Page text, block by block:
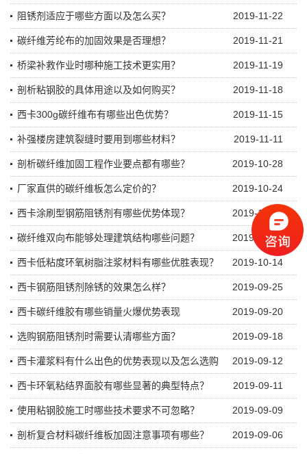
2019-11-22
阻锈剂适应于哪些方面以及怎么买？
2019-11-21
碳纤维芳纶布的加固效果是否理想？
2019-11-19
桥梁补救作业时哪种施工技术更实用？
2019-11-18
剖析粘钢胶的具体用途以及如何购买？
2019-11-15
西卡300g碳纤维布有哪些出色优势？
2019-11-11
补强楼房建筑裂缝时要用到哪些材料？
2019-10-28
剖析碳纤维加固工程作业要点都有哪些？
2019-10-24
厂家直供的碳纤维板怎么定价的？
2019-10-21
西卡涂刷型钢筋阻锈剂有哪些优势体现？
2019-10-15
碳纤维双向布能够处理建筑结构哪些问题？
2019-10-14
西卡低粘度环氧树脂注浆材料有哪些优胜表现？
2019-09-25
西卡钢筋阻锈剂除锈的效果怎么样？
2019-09-20
西卡碳纤维胶有哪些销量火爆优势表现
2019-09-18
选购钢筋阻锈剂时需要认清哪些方面？
2019-09-12
西卡灌浆料有什么出色的优势表现以及怎么选购
2019-09-11
西卡环氧粘结界面胶有哪些显著的典型特点？
2019-09-09
使用粘钢胶施工时哪些技术要求不可忽略？
2019-09-06
剖析复合材料碳纤维板加固注意事项有哪些？